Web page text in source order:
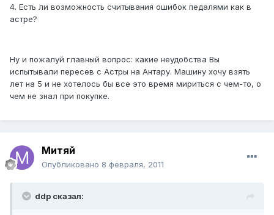
4. Есть ли возможность считывания ошибок педалями как в
астре?
Ну и пожалуй главный вопрос: какие неудобства Вы
испытывали пересев с Астры на Антару. Машину хочу взять
лет на 5 и не хотелось бы все это время мириться с чем-то, о
чем не знал при покупке.
Митяй
Опубликовано 8 февраля, 2011
ddp сказал: